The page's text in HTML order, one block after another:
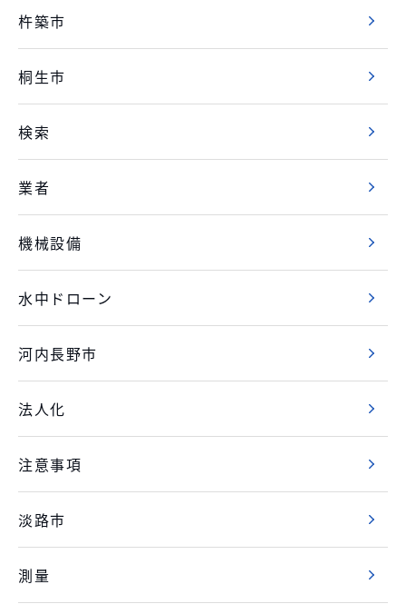
杵築市
桐生市
検索
業者
機械設備
水中ドローン
河内長野市
法人化
注意事項
淡路市
測量